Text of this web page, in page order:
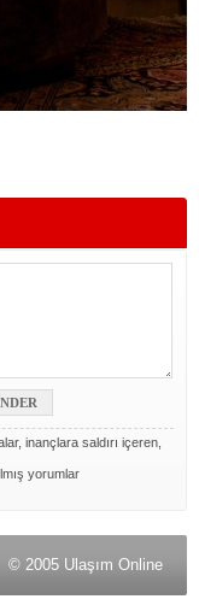
inançlara saldırı içeren,
yorumlar
© 2005 Ulaşım Online